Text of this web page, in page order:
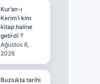
Kur’an-ı
Kerim’i kim
kitap haline
getirdi ?
Ağustos 6,
2026
Buzlukta tarihi